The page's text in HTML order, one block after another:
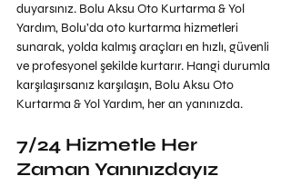
duyarsınız. Bolu Aksu Oto Kurtarma & Yol
Yardım, Bolu’da oto kurtarma hizmetleri
sunarak, yolda kalmış araçları en hızlı, güvenli
ve profesyonel şekilde kurtarır. Hangi durumla
karşılaşırsanız karşılaşın, Bolu Aksu Oto
Kurtarma & Yol Yardım, her an yanınızda.
7/24 Hizmetle Her
Zaman Yanınızdayız